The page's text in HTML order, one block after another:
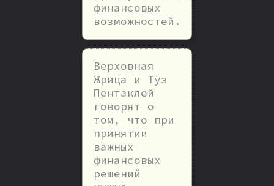
финансовых
возможностей.
Верховная
Жрица и Туз
Пентаклей
говорят о
том, что при
принятии
важных
финансовых
решений